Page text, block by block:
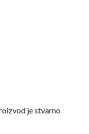
je stvarno